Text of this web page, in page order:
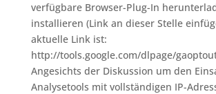
verfügbare Browser-Plug-In
installieren (Link an dieser Stelle
aktuelle Link ist:
http://tools.google.com/dlpage/
Angesichts der Diskussion um den
Analysetools mit vollständigen IP-